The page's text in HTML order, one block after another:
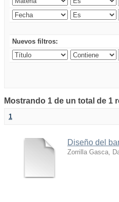
Nuevos filtros:
Mostrando 1 de un total de 1
1
Diseño del
Zorrilla Gasca,